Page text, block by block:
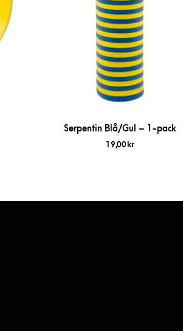
Serpentin Blå/Gul – 1-pack
19,00 kr